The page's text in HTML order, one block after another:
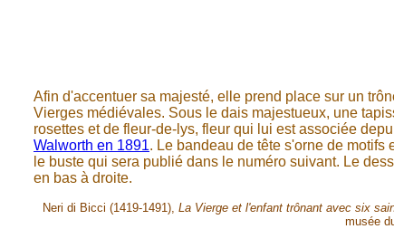
Afin d'accentuer sa majesté, elle prend place sur un
Vierges médiévales. Sous le dais majestueux, une
rosettes et de fleur-de-lys, fleur qui lui est associée
Walworth en 1891. Le bandeau de tête s'orne de motifs
le buste qui sera publié dans le numéro suivant. Le
en bas à droite.
Neri di Bicci (1419-1491), La Vierge et l'enfant trônant avec six
musée